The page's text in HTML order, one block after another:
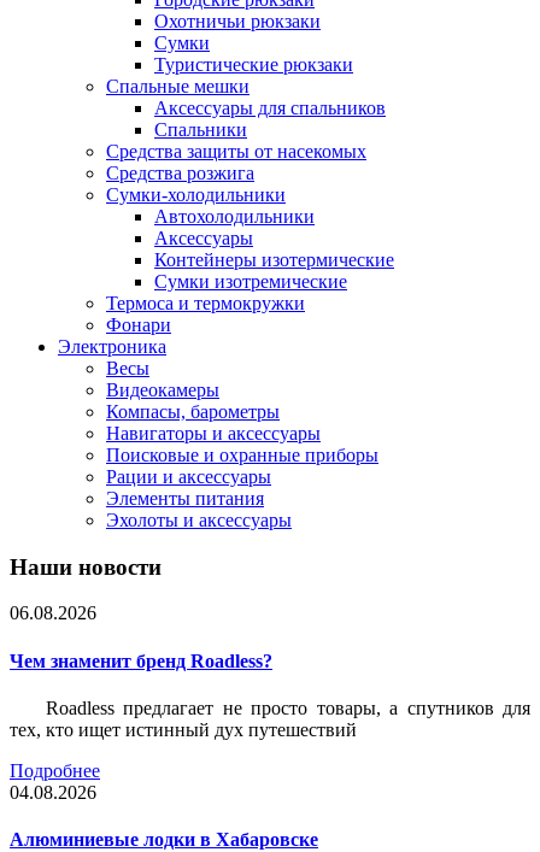
Охотничьи рюкзаки
Сумки
Туристические рюкзаки
Спальные мешки
Аксессуары для спальников
Спальники
Средства защиты от насекомых
Средства розжига
Сумки-холодильники
Автохолодильники
Аксессуары
Контейнеры изотермические
Сумки изотремические
Термоса и термокружки
Фонари
Электроника
Весы
Видеокамеры
Компасы, барометры
Навигаторы и аксессуары
Поисковые и охранные приборы
Рации и аксессуары
Элементы питания
Эхолоты и аксессуары
Наши новости
06.08.2026
Чем знаменит бренд Roadless?
Roadless предлагает не просто товары, а спутников для
тех, кто ищет истинный дух путешествий
Подробнее
04.08.2026
Алюминиевые лодки в Хабаровске